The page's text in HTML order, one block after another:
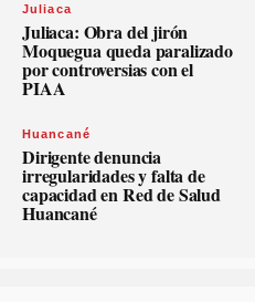
Juliaca
Juliaca: Obra del jirón
Moquegua queda paralizado
por controversias con el
PIAA
Huancané
Dirigente denuncia
irregularidades y falta de
capacidad en Red de Salud
Huancané